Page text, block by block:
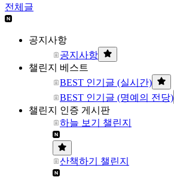
전체글
공지사항
공지사항
챌린지 베스트
BEST 인기글 (실시간)
BEST 인기글 (명예의 전당)
챌린지 인증 게시판
하늘 보기 챌린지
산책하기 챌린지